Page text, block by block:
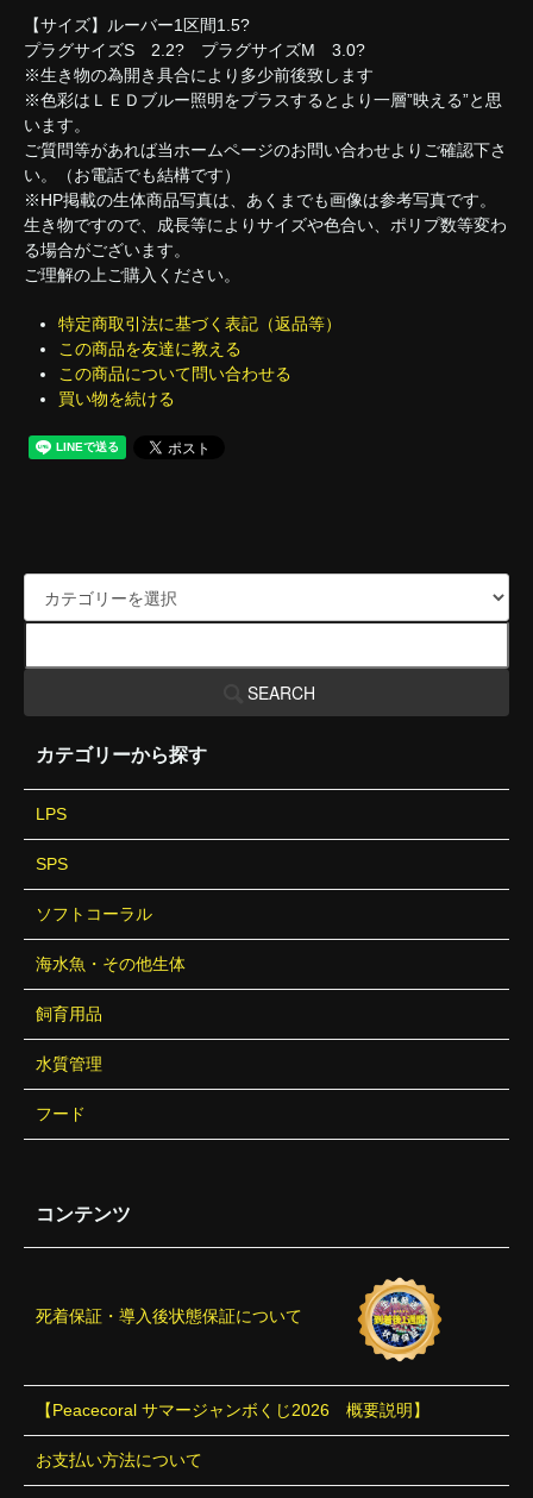
【サイズ】ルーバー1区間1.5?
プラグサイズS 2.2? プラグサイズM 3.0?
※生き物の為開き具合により多少前後致します
※色彩はＬＥＤブルー照明をプラスするとより一層”映える”と思
います。
ご質問等があれば当ホームページのお問い合わせよりご確認下さ
い。（お電話でも結構です）
※HP掲載の生体商品写真は、あくまでも画像は参考写真です。
生き物ですので、成長等によりサイズや色合い、ポリプ数等変わ
る場合がございます。
ご理解の上ご購入ください。
特定商取引法に基づく表記（返品等）
この商品を友達に教える
この商品について問い合わせる
買い物を続ける
SEARCH
カテゴリーから探す
LPS
SPS
ソフトコーラル
海水魚・その他生体
飼育用品
水質管理
フード
コンテンツ
死着保証・導入後状態保証について
【Peacecoral サマージャンボくじ2026 概要説明】
お支払い方法について